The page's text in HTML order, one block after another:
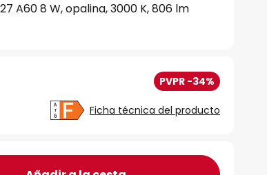
A60 8 W, opalina, 3000 K, 806 lm
PVPR -34%
Ficha técnica del producto